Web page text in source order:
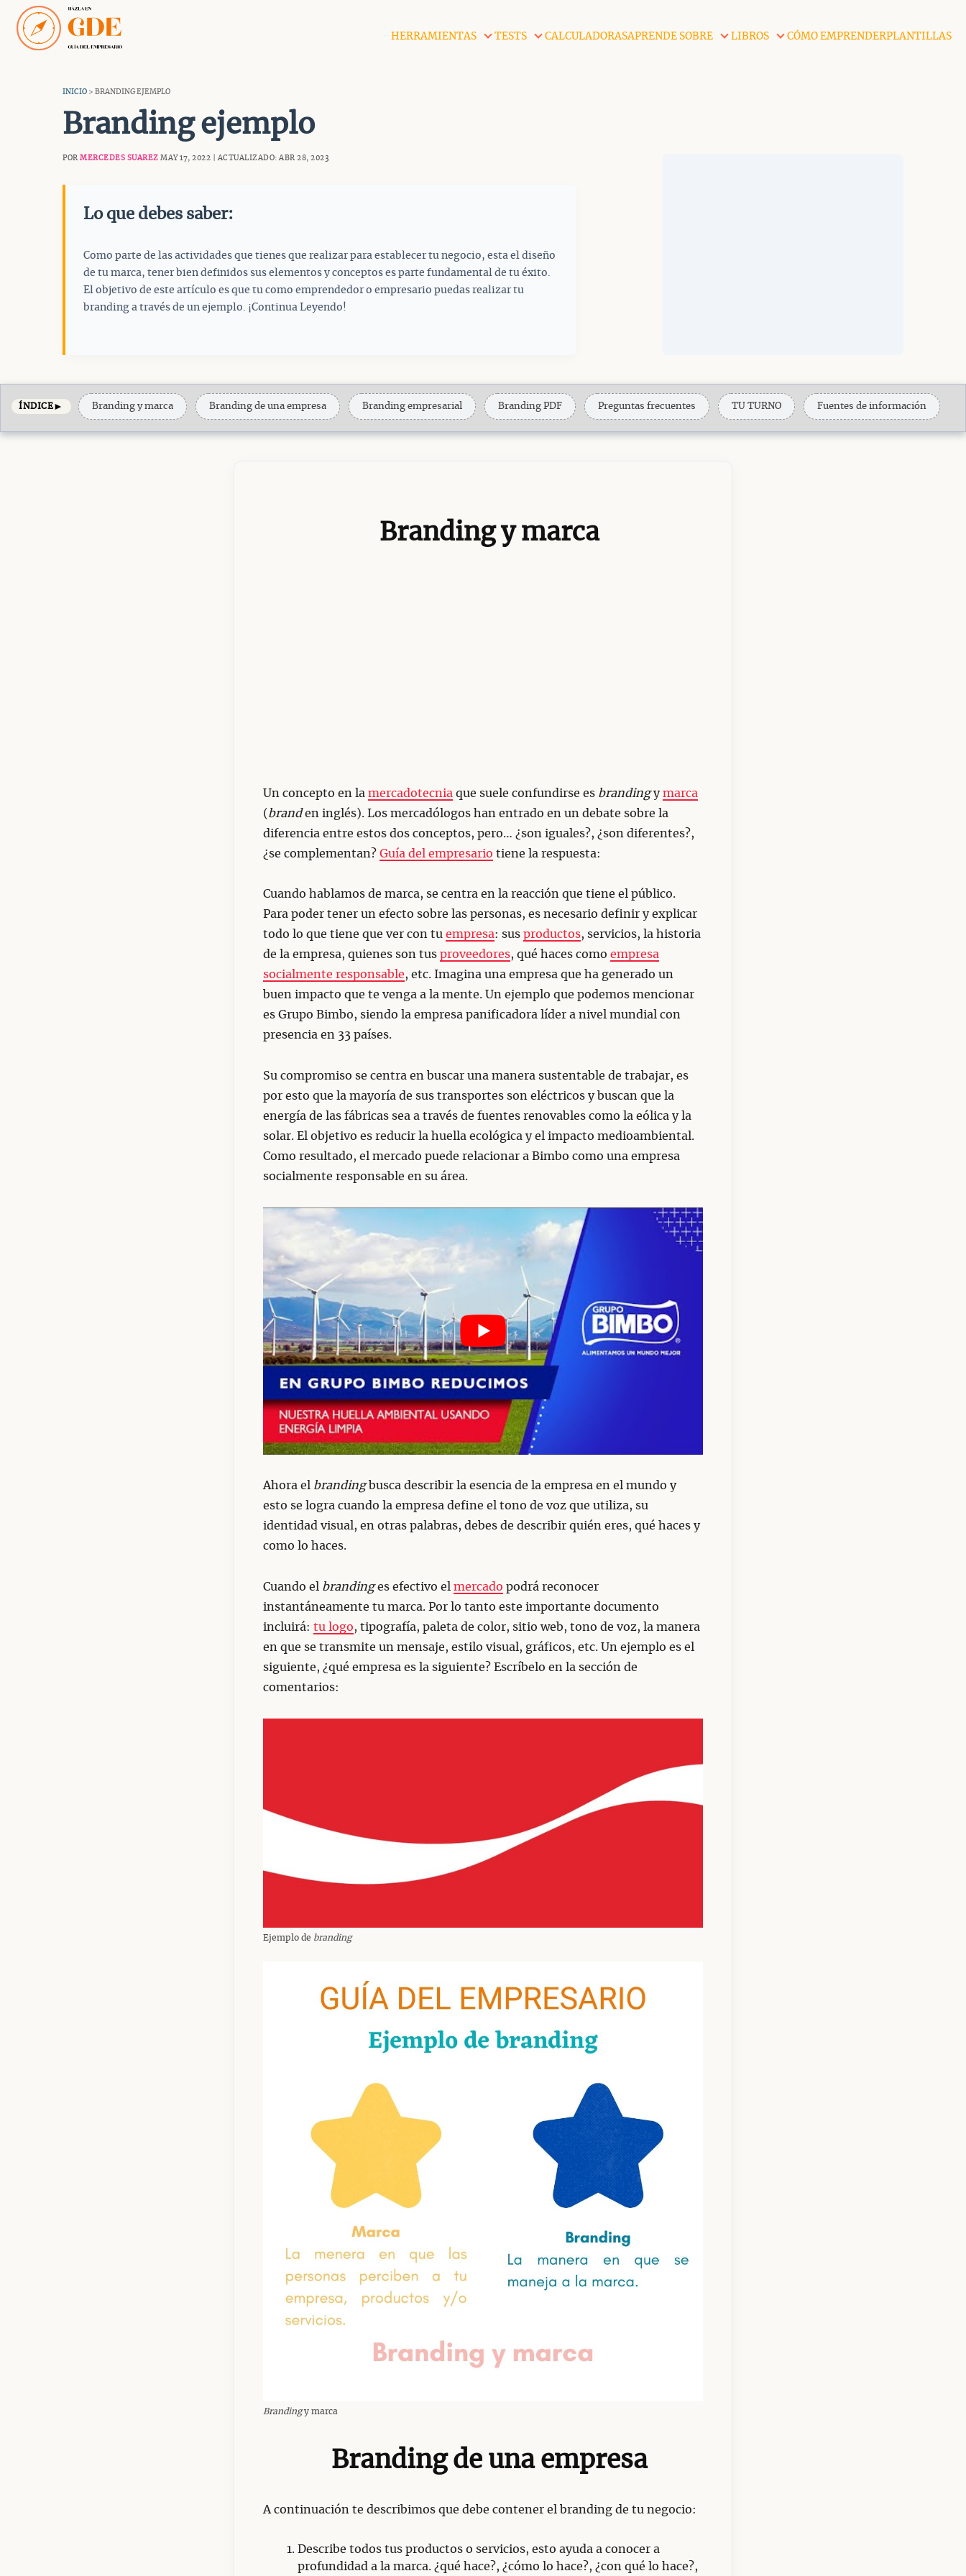
Saltar
contenido
HERRAMIENTAS TESTS CALCULADORASAPRENDE SOBRE LIBROS CÓMO EMPRENDERPLANTILLAS
INICIO > BRANDING EJEMPLO
Branding ejemplo
POR MERCEDES SUAREZ MAY 17, 2022 | ACTUALIZADO: ABR 28, 2023
Lo que debes saber:
Como parte de las actividades que tienes que realizar para establecer tu negocio, esta el diseño
de tu marca, tener bien definidos sus elementos y conceptos es parte fundamental de tu éxito.
El objetivo de este artículo es que tu como emprendedor o empresario puedas realizar tu
branding a través de un ejemplo. ¡Continua Leyendo!
ÍNDICE► Branding y marca Branding de una empresa Branding empresarial Branding PDF Preguntas frecuentes TU TURNO Fuentes de información
Branding y marca
Un concepto en la mercadotecnia que suele confundirse es brandingymarca
( branden inglés). Los mercadólogos han entrado en un debate sobre la
diferencia entre estos dos conceptos, pero… ¿son iguales?, ¿son diferentes?,
¿se complementan? Guía del empresario tiene la respuesta:
Cuando hablamos de marca, se centra en la reacción que tiene el público.
Para poder tener un efecto sobre las personas, es necesario definir y explicar
todo lo que tiene que ver con tu empresa: sus productos, servicios, la historia
de la empresa, quienes son tus proveedores, qué haces como empresa
socialmente responsable, etc. Imagina una empresa que ha generado un
buen impacto que te venga a la mente. Un ejemplo que podemos mencionar
es Grupo Bimbo, siendo la empresa panificadora líder a nivel mundial con
presencia en 33 países.
Su compromiso se centra en buscar una manera sustentable de trabajar, es
por esto que la mayoría de sus transportes son eléctricos y buscan que la
energía de las fábricas sea a través de fuentes renovables como la eólica y la
solar. El objetivo es reducir la huella ecológica y el impacto medioambiental.
Como resultado, el mercado puede relacionar a Bimbo como una empresa
socialmente responsable en su área.
Ahora el brandingbusca describir la esencia de la empresa en el mundo y
esto se logra cuando la empresa define el tono de voz que utiliza, su
identidad visual, en otras palabras, debes de describir quién eres, qué haces y
como lo haces.
Cuando el brandinges efectivo el mercado podrá reconocer
instantáneamente tu marca. Por lo tanto este importante documento
incluirá: tu logo, tipografía, paleta de color, sitio web, tono de voz, la manera
en que se transmite un mensaje, estilo visual, gráficos, etc. Un ejemplo es el
siguiente, ¿qué empresa es la siguiente? Escríbelo en la sección de
comentarios:
Ejemplo de branding
Brandingy marca
Branding de una empresa
A continuación te describimos que debe contener el branding de tu negocio:
Describe todos tus productos o servicios, esto ayuda a conocer a
profundidad a la marca. ¿qué hace?, ¿cómo lo hace?, ¿con qué lo hace?,